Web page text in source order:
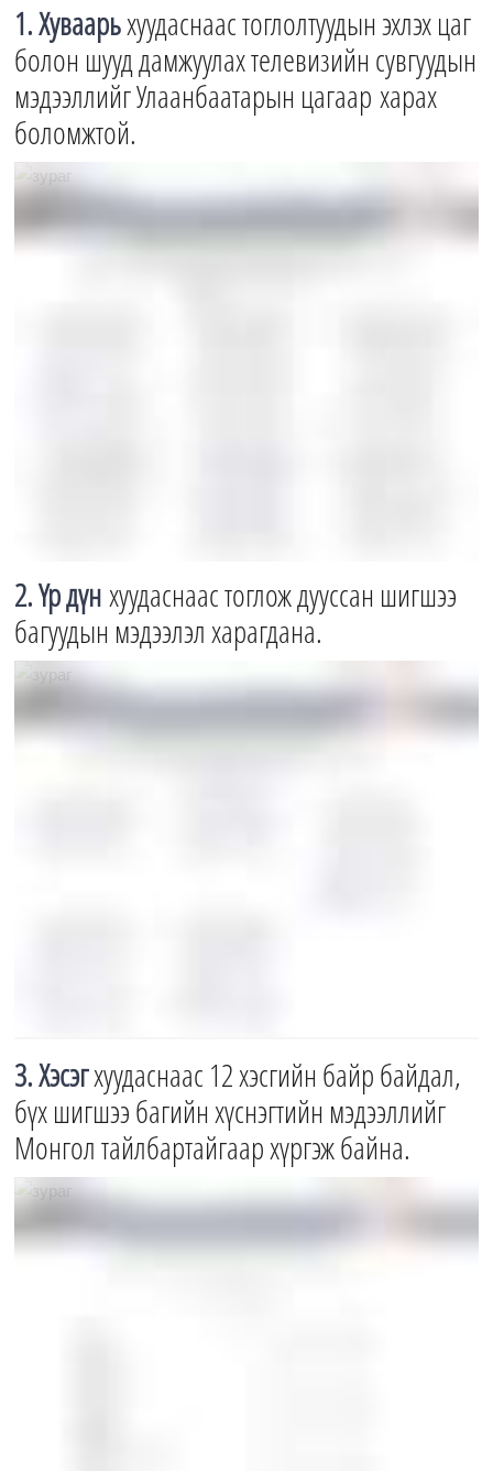
1. Хуваарьхуудаснаас тоглолтуудын эхлэх цаг
болон шууд дамжуулах телевизийн сувгуудын
мэдээллийг Улаанбаатарын цагаар харах
боломжтой.
2. Үр дүнхуудаснаас тоглож дууссан шигшээ
багуудын мэдээлэл харагдана.
3. Хэсэгхуудаснаас 12 хэсгийн байр байдал,
бүх шигшээ багийн хүснэгтийн мэдээллийг
Монгол тайлбартайгаар хүргэж байна.